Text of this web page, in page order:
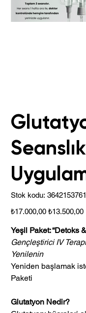
Stok kodu: Stok
kodu:
Orijinal
fiyat
₺17.000,00 İndirimli
fiyat
₺13.500,00
Yeşil Paket: “Detoks
Gençleştirici IV
Yenilenin
Yeniden başlamak
Paketi
Glutatyon Nedir?